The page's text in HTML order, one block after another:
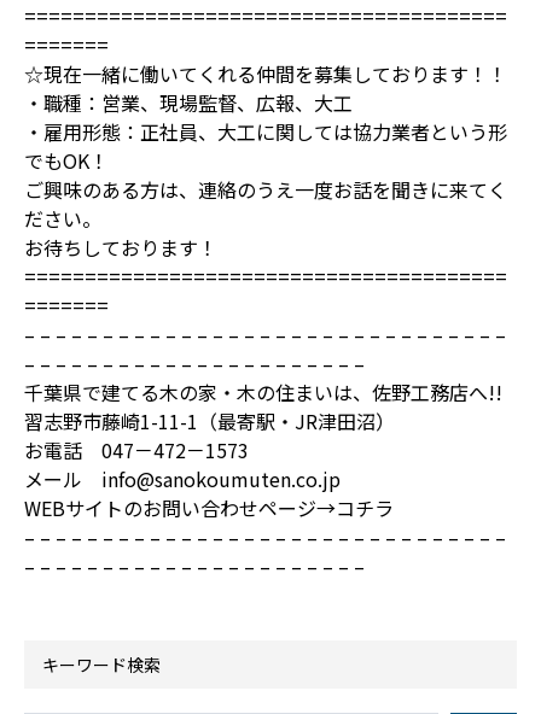
========================================
=======
☆現在一緒に働いてくれる仲間を募集しております！！
・職種：営業、現場監督、広報、大工
・雇用形態：正社員、大工に関しては協力業者という形
でもOK！
ご興味のある方は、連絡のうえ一度お話を聞きに来てく
ださい。
お待ちしております！
========================================
=======
– – – – – – – – – – – – – – – – – – – – – – – – – – – – – – –
– – – – – – – – – – – – – – – – – – – – – –
千葉県で建てる木の家・木の住まいは、佐野工務店へ!!
習志野市藤崎1-11-1（最寄駅・JR津田沼）
お電話 047－472－1573
メール info@sanokoumuten.co.jp
WEBサイトのお問い合わせページ→コチラ
– – – – – – – – – – – – – – – – – – – – – – – – – – – – – – –
– – – – – – – – – – – – – – – – – – – – – –
キーワード検索